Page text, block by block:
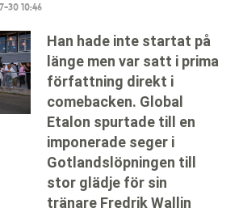
30 10:46
Han hade inte startat på
länge men var satt i prima
författning direkt i
comebacken. Global
Etalon spurtade till en
imponerade seger i
Gotlandslöpningen till
stor glädje för sin
tränare Fredrik Wallin